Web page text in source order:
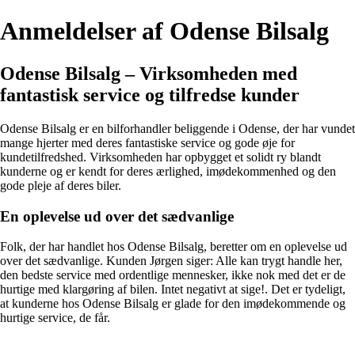
Anmeldelser af Odense Bilsalg
Odense Bilsalg – Virksomheden med
fantastisk service og tilfredse kunder
Odense Bilsalg er en bilforhandler beliggende i Odense, der har vundet
mange hjerter med deres fantastiske service og gode øje for
kundetilfredshed. Virksomheden har opbygget et solidt ry blandt
kunderne og er kendt for deres ærlighed, imødekommenhed og den
gode pleje af deres biler.
En oplevelse ud over det sædvanlige
Folk, der har handlet hos Odense Bilsalg, beretter om en oplevelse ud
over det sædvanlige. Kunden Jørgen siger: Alle kan trygt handle her,
den bedste service med ordentlige mennesker, ikke nok med det er de
hurtige med klargøring af bilen. Intet negativt at sige!. Det er tydeligt,
at kunderne hos Odense Bilsalg er glade for den imødekommende og
hurtige service, de får.